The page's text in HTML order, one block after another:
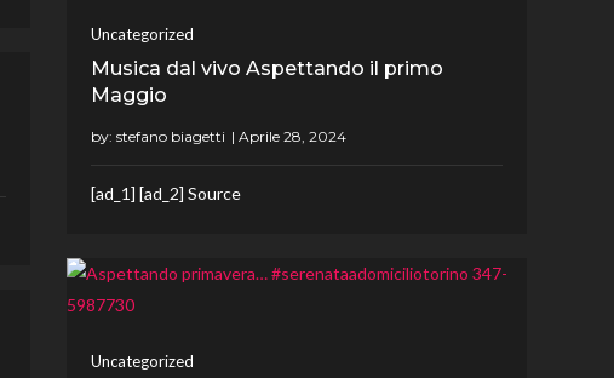
Uncategorized
Musica dal vivo Aspettando il primo
Maggio
by: stefano biagetti
[ad_1] [ad_2] Source
Uncategorized